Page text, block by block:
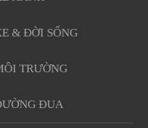
& ĐỜI SỐNG
TRƯỜNG
ĐUA